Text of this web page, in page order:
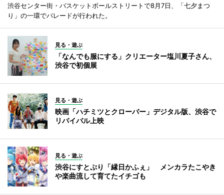
渋谷センター街・バスケットボールストリートで8月7日、「七夕まつ
り」の一環でパレードが行われた。
見る・遊ぶ
「なんでも服にする」クリエーター塩川夏子さん、
渋谷で初個展
見る・遊ぶ
映画「ハチミツとクローバー」デジタル版、渋谷で
リバイバル上映
見る・遊ぶ
渋谷にすとぷり「縁日かふぇ」 メンカラたこやき
や楽曲流して育てたイチゴも